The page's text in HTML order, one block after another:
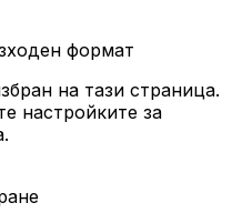
формат
на тази страница.
настройките за